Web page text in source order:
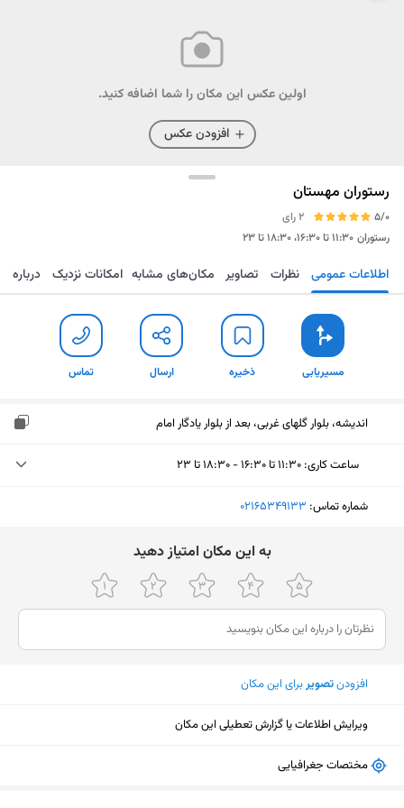
اولین عکس این مکان را شما اضافه کنید.
افزودن عکس
رستوران مهستان
5/0
2 رای
رستوران ۱۱:۳۰ تا ۱۶:۳۰، ۱۸:۳۰ تا ۲۳
مسیریابی ذخیره ارسال تماس اطلاعات عمومی نظرات تصاویر مکان‌های مشابه امکانات نزدیک درباره
مسیریابی ذخیره ارسال تماس
اندیشه، بلوار گلهای غربی، بعد از بلوار یادگار امام
ساعت کاری: ۱۱:۳۰ تا ۱۶:۳۰ - ۱۸:۳۰ تا ۲۳
یکشنبه (امروز)
۱۱:۳۰ تا ۱۶:۳۰ - ۱۸:۳۰ تا ۲۳
چهارشنبه
۱۱:۳۰ تا ۱۶:۳۰ - ۱۸:۳۰ تا ۲۳
پنجشنبه
۱۱:۳۰ تا ۱۶:۳۰ - ۱۸:۳۰ تا ۲۳
جمعه
شنبه
شماره تماس: ‎02165349133
ﺑﻪ اﯾﻦ ﻣﮑﺎن اﻣﺘﯿﺎز دﻫﯿﺪ
افزودنتصویربرای این مکان
ویرایش اطلاعات یا گزارش تعطیلی این مکان
مختصات جغرافیایی